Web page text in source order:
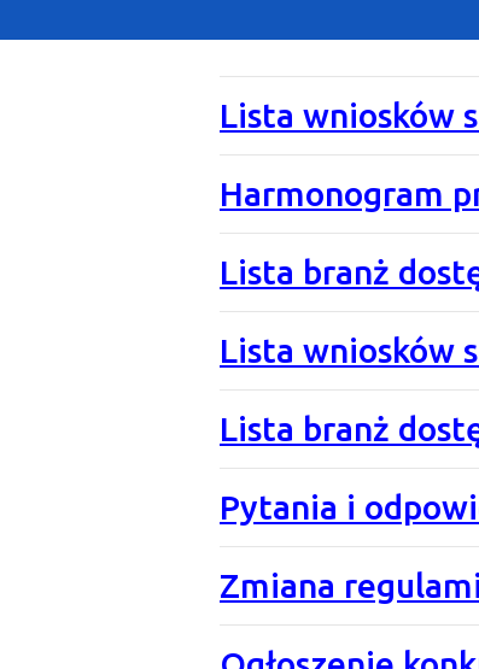
Lista wniosków
Harmonogram
Lista branż
Lista wniosków
Lista branż
Pytania i
Zmiana